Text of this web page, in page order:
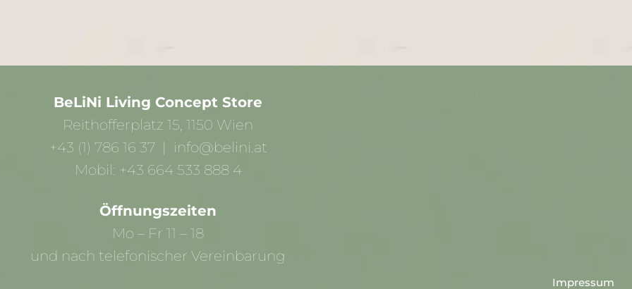
BeLiNi Living Concept Store
Reithofferplatz 15, 1150 Wien
+43 (1) 786 16 37 | info@belini.at
Mobil: +43 664 533 888 4
Öffnungszeiten
Mo – Fr 11 – 18
und nach telefonischer Vereinbarung
Impressum